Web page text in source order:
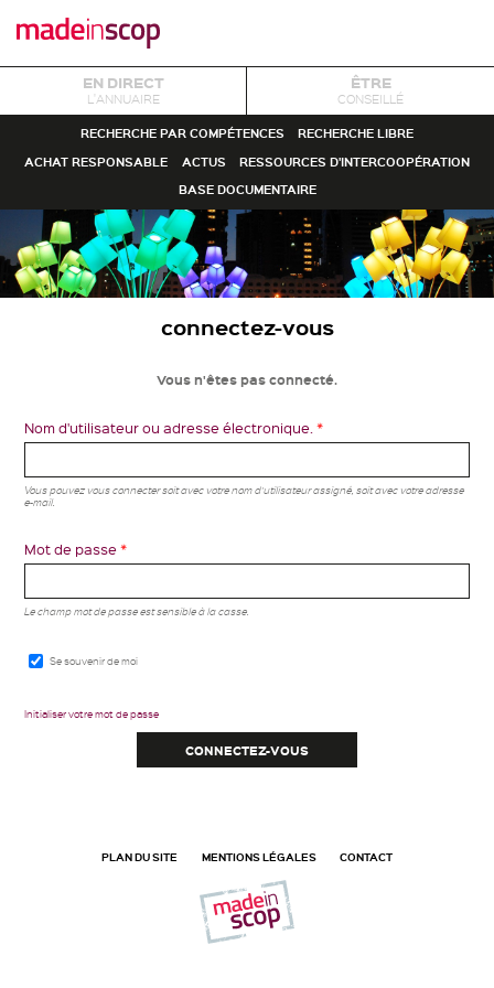
EN DIRECT
L'ANNUAIRE
ÊTRE
CONSEILLÉ
RECHERCHE PAR COMPÉTENCES
RECHERCHE LIBRE
ACHAT RESPONSABLE
ACTUS
RESSOURCES D'INTERCOOPÉRATION
BASE DOCUMENTAIRE
connectez-vous
Vous n'êtes pas connecté.
Nom d'utilisateur ou adresse électronique.*
Vous pouvez vous connecter soit avec votre nom d'utilisateur assigné, soit avec votre adresse
e-mail.
Mot de passe*
Le champ mot de passe est sensible à la casse.
Se souvenir de moi
Initialiser votre mot de passe
PLAN DU SITE MENTIONS LÉGALES CONTACT